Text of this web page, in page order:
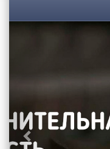
Previous